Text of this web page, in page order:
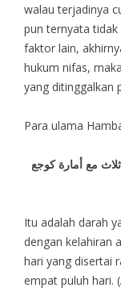
walau terjadinya
pun ternyata
faktor lain,
hukum nifas,
yang ditinggalkan
Para ulama
مع أمارة كوجع
Itu adalah darah
dengan kelahiran
hari yang disertai
empat puluh hari.